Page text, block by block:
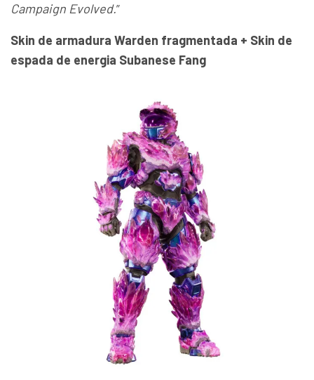
Campaign Evolved.”
Skin de armadura Warden fragmentada + Skin de
espada de energia Subanese Fang